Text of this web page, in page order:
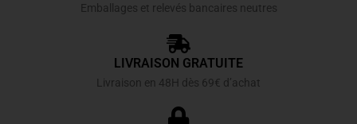
Emballages et relevés bancaires neutres
LIVRAISON GRATUITE
Livraison en 48H dès 69€ d’achat